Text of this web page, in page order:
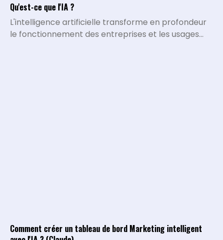
Qu'est-ce que l'IA ?
L'intelligence artificielle transforme en profondeur
le fonctionnement des entreprises et les usages
Comment créer un tableau de bord Marketing intelligent